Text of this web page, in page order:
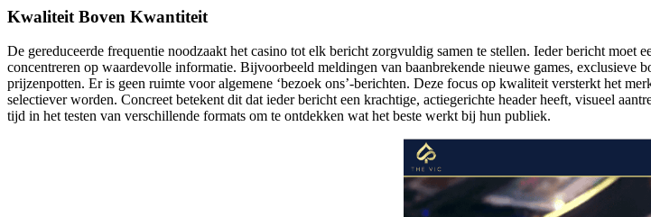
Kwaliteit Boven Kwantiteit
De gereduceerde frequentie noodzaakt het casino tot elk bericht zorgvuldig samen te stellen. Ieder bericht
concentreren op waardevolle informatie. Bijvoorbeeld meldingen van baanbrekende nieuwe games, exclusieve
prijzenpotten. Er is geen ruimte voor algemene ‘bezoek ons’-berichten. Deze focus op kwaliteit versterkt het
selectiever worden. Concreet betekent dit dat ieder bericht een krachtige, actiegerichte header heeft, visueel
tijd in het testen van verschillende formats om te ontdekken wat het beste werkt bij hun publiek.